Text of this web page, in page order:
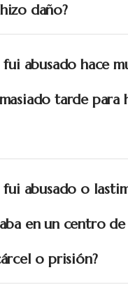
daño?
fui abusado hace
tarde para
fui abusado o
en un centro de
o prisión?